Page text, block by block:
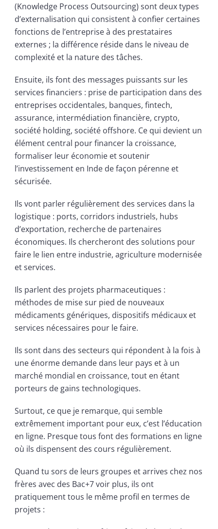
(Knowledge Process Outsourcing) sont deux types
d’externalisation qui consistent à confier certaines
fonctions de l’entreprise à des prestataires
externes ; la différence réside dans le niveau de
complexité et la nature des tâches.
Ensuite, ils font des messages puissants sur les
services financiers : prise de participation dans des
entreprises occidentales, banques, fintech,
assurance, intermédiation financière, crypto,
société holding, société offshore. Ce qui devient un
élément central pour financer la croissance,
formaliser leur économie et soutenir
l’investissement en Inde de façon pérenne et
sécurisée.
Ils vont parler régulièrement des services dans la
logistique : ports, corridors industriels, hubs
d’exportation, recherche de partenaires
économiques. Ils chercheront des solutions pour
faire le lien entre industrie, agriculture modernisée
et services.
Ils parlent des projets pharmaceutiques :
méthodes de mise sur pied de nouveaux
médicaments génériques, dispositifs médicaux et
services nécessaires pour le faire.
Ils sont dans des secteurs qui répondent à la fois à
une énorme demande dans leur pays et à un
marché mondial en croissance, tout en étant
porteurs de gains technologiques.
Surtout, ce que je remarque, qui semble
extrêmement important pour eux, c’est l’éducation
en ligne. Presque tous font des formations en ligne
où ils dispensent des cours régulièrement.
Quand tu sors de leurs groupes et arrives chez nos
frères avec des Bac+7 voir plus, ils ont
pratiquement tous le même profil en termes de
projets :